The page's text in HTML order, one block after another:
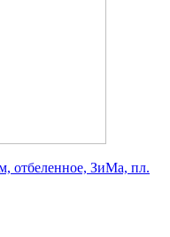
отбеленное, ЗиМа, пл.